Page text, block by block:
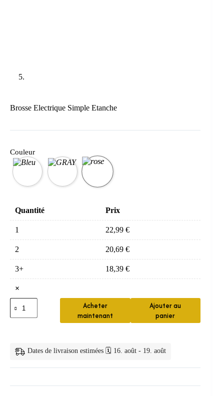
Brosse Electrique Simple Etanche
Couleur
Quantité Prix
1 22,99 €
2 20,69 €
3+ 18,39 €
×
quantité
de
Brosse
Acheter
maintenant
Ajouter au
panier
Dates de livraison estimées 🗓️ 16. août - 19. août